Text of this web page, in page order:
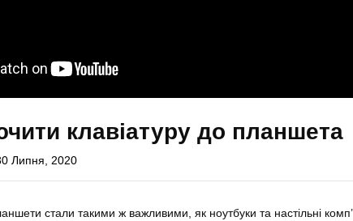
клавіатуру до планшета
Липня, 2020
стали такими ж важливими, як ноутбуки та настільні